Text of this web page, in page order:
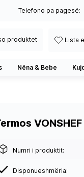
Telefono pa pagesë:
produktet Lista
Nëna & Bebe
Numri i produktit:
Disponueshmëria: